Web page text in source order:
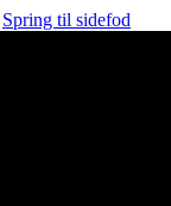
Spring til sidefod